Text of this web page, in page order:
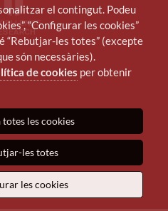
el contingut. Podeu
“Configurar les cookies”
“Rebutjar-les totes” (excepte
són necessàries).
de cookies per obtenir
les cookies
les totes
les cookies